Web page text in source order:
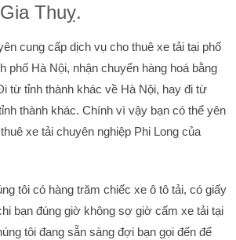
Thuỵ.
cung cấp dịch vụ cho thuê xe tải tại phố
phố Hà Nội, nhận chuyển hàng hoá bằng
từ tỉnh thành khác về Hà Nội, hay đi từ
thành khác. Chính vì vậy bạn có thể yên
xe tải chuyên nghiệp Phi Long của
tôi có hàng trăm chiếc xe ô tô tải, có giấy
bạn đúng giờ không sợ giờ cấm xe tải tại
tôi đang sẵn sàng đợi bạn gọi đến để